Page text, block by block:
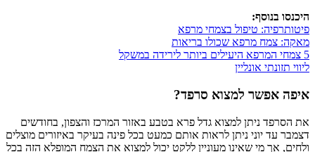
היכנסו בנוסף:
פיטותרפיה: טיפול בצמחי מרפא
מאקה: צמח מרפא שכולו בריאות
5 צמחי המרפא היעילים ביותר לירידה במשקל
ליווי תזונתי אונליין
איפה אפשר למצוא סרפד?
את הסרפד ניתן למצוא גדל פרא בטבע באזור המרכז והצפון, בחודשים
דצמבר עד יוני ניתן לראות אותם כמעט בכל פינה בעיקר באיזורים מוצלים
ולחים, אך מי שאינו מעוניין ללקט יכול למצוא את הצמח המופלא הזה בכל